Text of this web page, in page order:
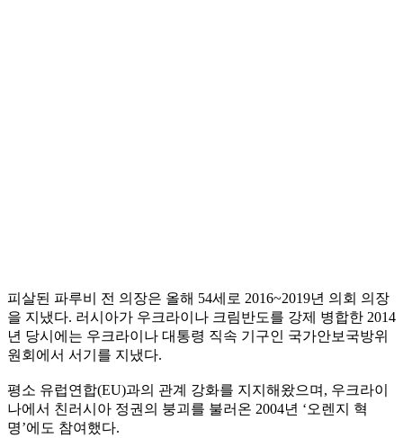
피살된 파루비 전 의장은 올해 54세로 2016~2019년 의회 의장
을 지냈다. 러시아가 우크라이나 크림반도를 강제 병합한 2014
년 당시에는 우크라이나 대통령 직속 기구인 국가안보국방위
원회에서 서기를 지냈다.
평소 유럽연합(EU)과의 관계 강화를 지지해왔으며, 우크라이
나에서 친러시아 정권의 붕괴를 불러온 2004년 ‘오렌지 혁
명’에도 참여했다.